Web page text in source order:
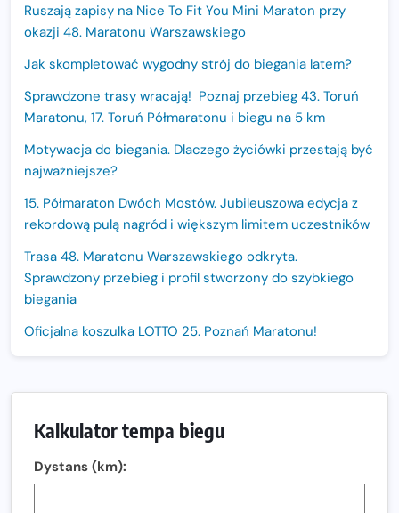
Ruszają zapisy na Nice To Fit You Mini Maraton przy
okazji 48. Maratonu Warszawskiego
Jak skompletować wygodny strój do biegania latem?
Sprawdzone trasy wracają! Poznaj przebieg 43. Toruń
Maratonu, 17. Toruń Półmaratonu i biegu na 5 km
Motywacja do biegania. Dlaczego życiówki przestają być
najważniejsze?
15. Półmaraton Dwóch Mostów. Jubileuszowa edycja z
rekordową pulą nagród i większym limitem uczestników
Trasa 48. Maratonu Warszawskiego odkryta.
Sprawdzony przebieg i profil stworzony do szybkiego
biegania
Oficjalna koszulka LOTTO 25. Poznań Maratonu!
Ostatnie wolne miejsca na jubileuszowy Bieg
Fabrykanta. Organizatorzy odkrywają trasę dzień po
Kalkulator tempa biegu
Dystans (km):